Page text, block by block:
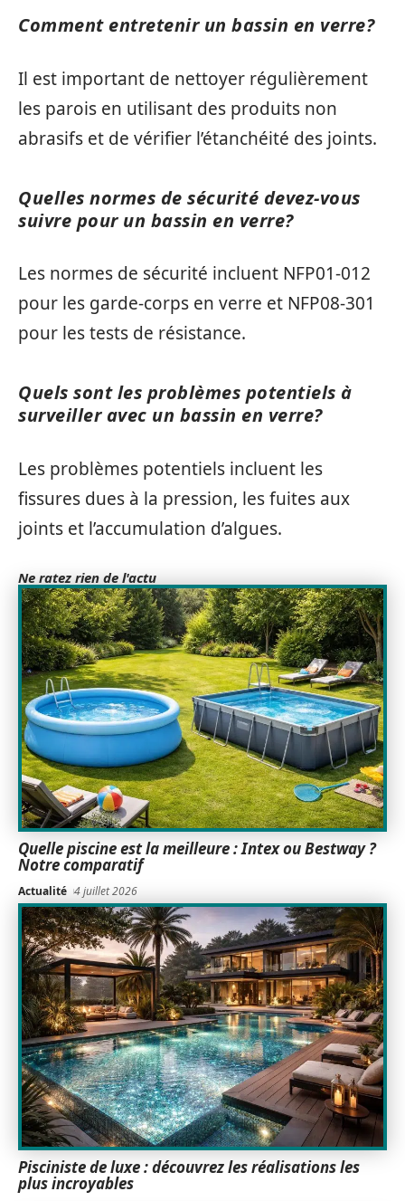
Comment entretenir un bassin en verre?
Il est important de nettoyer régulièrement
les parois en utilisant des produits non
abrasifs et de vérifier l’étanchéité des joints.
Quelles normes de sécurité devez-vous
suivre pour un bassin en verre?
Les normes de sécurité incluent NFP01-012
pour les garde-corps en verre et NFP08-301
pour les tests de résistance.
Quels sont les problèmes potentiels à
surveiller avec un bassin en verre?
Les problèmes potentiels incluent les
fissures dues à la pression, les fuites aux
joints et l’accumulation d’algues.
Ne ratez rien de l'actu
Quelle piscine est la meilleure : Intex ou Bestway ?
Notre comparatif
Actualité 4 juillet 2026
Pisciniste de luxe : découvrez les réalisations les
plus incroyables